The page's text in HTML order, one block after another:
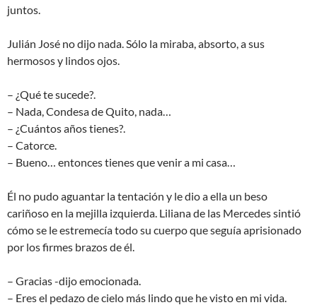
juntos.
Julián José no dijo nada. Sólo la miraba, absorto, a sus
hermosos y lindos ojos.
– ¿Qué te sucede?.
– Nada, Condesa de Quito, nada…
– ¿Cuántos años tienes?.
– Catorce.
– Bueno… entonces tienes que venir a mi casa…
Él no pudo aguantar la tentación y le dio a ella un beso
cariñoso en la mejilla izquierda. Liliana de las Mercedes sintió
cómo se le estremecía todo su cuerpo que seguía aprisionado
por los firmes brazos de él.
– Gracias -dijo emocionada.
– Eres el pedazo de cielo más lindo que he visto en mi vida.